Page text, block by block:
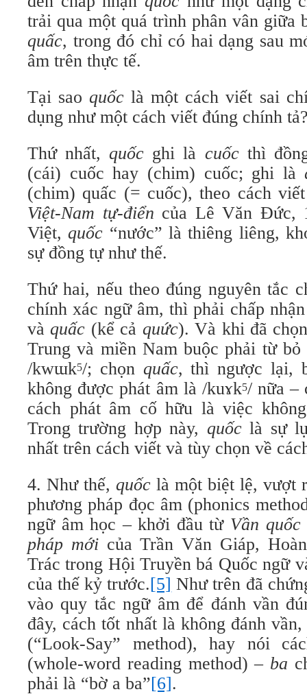
trải qua một quá trình phân vân giữa
quấc, trong đó chỉ có hai dạng sau
âm trên thực tế.
Tại sao quốc là một cách viết sai
dụng như một cách viết đúng chính
Thứ nhất, quốc ghi là cuốcthì
(cái) cuốc hay (chim) cuốc; ghi là
(chim) quấc (= cuốc), theo cách
Việt-Nam tự-điển của Lê Văn Đức,
Việt, quốc “nước” là thiêng liêng,
sự đồng tự như thế.
Thứ hai, nếu theo đúng nguyên tắc
chính xác ngữ âm, thì phải chấp
và quấc (kể cả quức). Và khi đã
Trung và miền Nam buộc phải từ
/kwɯk5/; chọn quấc, thì ngược lại,
không được phát âm là /kuɤk5/ nữa –
cách phát âm cố hữu là việc
Trong trường hợp này, quốclà sự
nhất trên cách viết và tùy chọn về
4. Như thế, quốc là một biệt lệ, vượt
phương pháp đọc âm (phonics
ngữ âm học – khởi đầu từ Vần
pháp mớicủa Trần Văn Giáp,
Trác trong Hội Truyền bá Quốc ngữ
của thế kỷ trước.[5] Như trên đã
vào quy tắc ngữ âm để đánh vần
đây, cách tốt nhất là không đánh
(“Look-Say” method), hay nói
(whole-word reading method) – ba
phải là “bờ a ba”[6].